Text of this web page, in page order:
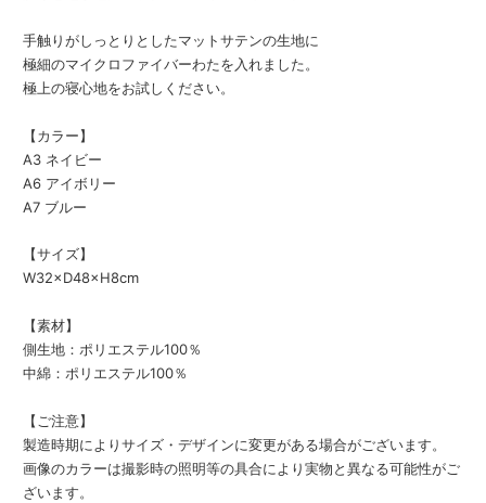
手触りがしっとりとしたマットサテンの生地に
極細のマイクロファイバーわたを入れました。
極上の寝心地をお試しください。
【カラー】
A3 ネイビー
A6 アイボリー
A7 ブルー
【サイズ】
W32×D48×H8cm
【素材】
側生地：ポリエステル100％
中綿：ポリエステル100％
【ご注意】
製造時期によりサイズ・デザインに変更がある場合がございます。
画像のカラーは撮影時の照明等の具合により実物と異なる可能性がご
ざいます。